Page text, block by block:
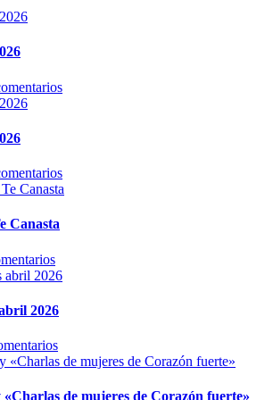
Canasta
2026
de mujeres de Corazón fuerte»